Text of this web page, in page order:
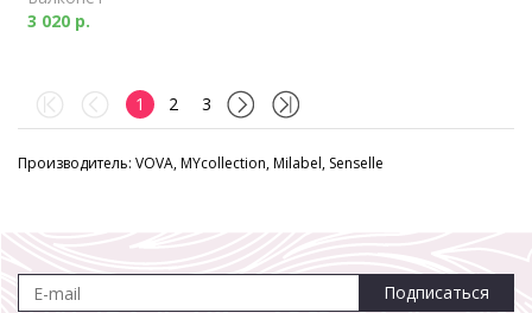
3 020 р.
1 2 3
Производитель: VOVA, MYcollection, Milabel, Senselle
Подписаться